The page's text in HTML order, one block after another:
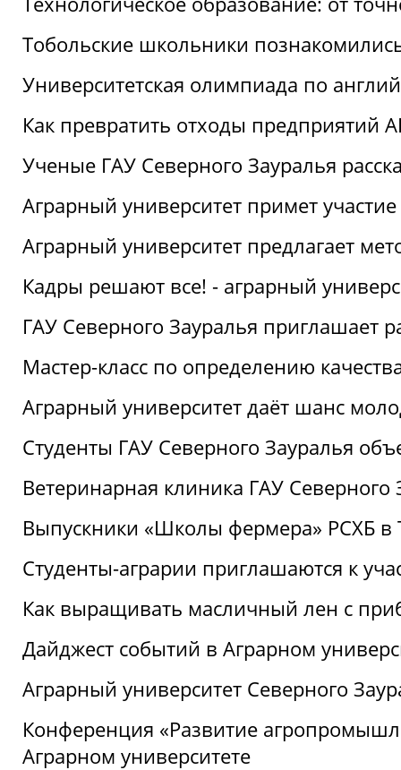
Тобольские школьники
Университетская олимпиада по
Как превратить отходы предприятий
Ученые ГАУ Северного Зауралья
Аграрный университет примет
Аграрный университет предлагает
Кадры решают все! - аграрный
ГАУ Северного Зауралья приглашает
Мастер-класс по определению
Аграрный университет даёт шанс
Студенты ГАУ Северного Зауралья
Ветеринарная клиника ГАУ Северного
Выпускники «Школы фермера» РСХБ
Студенты-аграрии приглашаются к
Как выращивать масличный лен с
Дайджест событий в Аграрном
Аграрный университет Северного
Конференция «Развитие
Аграрном университете